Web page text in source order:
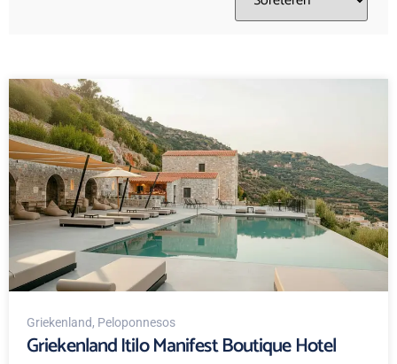
Griekenland, Peloponnesos
Griekenland Itilo Manifest Boutique Hotel